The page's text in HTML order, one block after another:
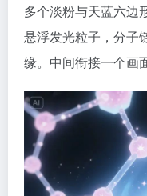
多个淡粉与天蓝六边
悬浮发光粒子，分子
缘。中间衔接一个画